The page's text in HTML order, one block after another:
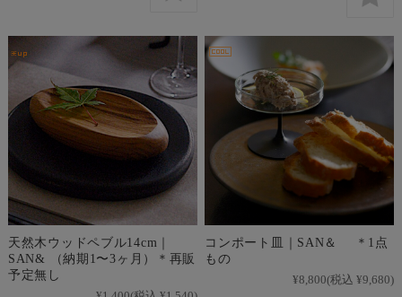
天然木ウッドペブル14cm｜
SAN& （納期1〜3ヶ月）＊再販
予定無し
コンポート皿｜SAN＆ ＊1点
もの
¥8,800(税込 ¥9,680)